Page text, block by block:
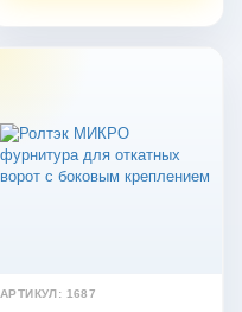
АРТИКУЛ: 1687